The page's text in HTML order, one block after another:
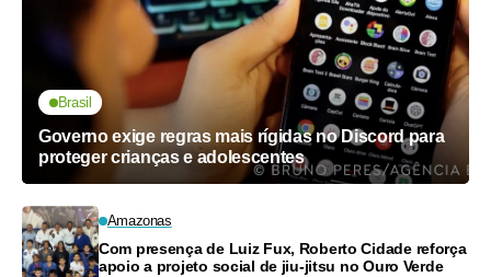
Brasil
Governo exige regras mais rígidas no Discord para
proteger crianças e adolescentes
Amazonas
Com presença de Luiz Fux, Roberto Cidade reforça
apoio a projeto social de jiu-jitsu no Ouro Verde